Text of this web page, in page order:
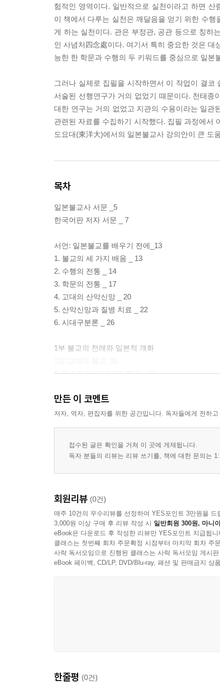
험적인 영역이다. 일반적으로 실천이라고 하면
이 책에서 다루는 실천은 깨달음을 얻기 위한 수
게 하는 실천이다. 관은 부정관, 공관 등으로 칭하
인 사념처四念處이다. 여기서 특히 중요한 것은
능한 한 학문과 수행의 두 키워드를 중심으로 일
그러나 실제로 집필을 시작하면서 이 작업이 결
서술된 선행연구가 거의 없었기 때문이다. 천태
대한 연구는 거의 없었고 지관의 수용이라는 일관
관련된 자료를 수집하기 시작했다. 집필 과정에서
도요대(東洋大)에서의 일본불교사 강의안이 큰 도
목차
일본불교사 서문 _5
한국어판 저자 서문 _ 7
서언: 일본불교를 배우기 전에_13
1. 불교의 세 가지 배움 _ 13
2. 수행의 전통 _ 14
3. 학문의 전통 _ 17
4. 고대의 산악신앙 _ 20
5. 산악신앙과 질병 치료 _ 22
6. 시대구분론 _ 26
1부 불교의 전래와 일본적 개화
1. 아스카·나라시대의 불교 _ 31
3. 다이카 개신과 불교 _ 37
4. 덴무기의 불교정책과 호국 _ 39
7. 신불의 관계 _ 47
1. 새로운 법회의 전개 _ 55
2. 밀교의 전개 _ 59
3. 천태의 수행 _ 63
4. 일본 천태의 독자적 수행 _ 69
3장 헤이안시대 후기·원정기의 불교_73
만든 이 코멘트
저자, 역자, 편집자를 위한 공간입니다. 독자들에게 전하
접수된 글은 확인을 거쳐 이 곳에 게재됩니다.
독자 분들의 리뷰는 리뷰 쓰기를, 책에 대한 문의는
회원리뷰 (0건)
매주 10건의 우수리뷰를 선정하여 YES포인트 3만원을 드
3,000원 이상 구매 후 리뷰 작성 시 일반회원 300원, 마니
eBook은 다운로드 후 작성한 리뷰만 YES포인트 지급됩니
클래스는 첫번째 회차 주문확정 시점부터 마지막 회차 주
사락 독서모임으로 진행된 클래스는 사락 독서모임 게시
eBook 페이백, CD/LP, DVD/Blu-ray, 패션 및 판매금지 상
한줄평 (0건)